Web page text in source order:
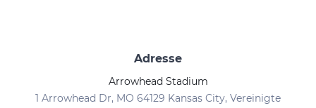
Adresse
Arrowhead Stadium
1 Arrowhead Dr, MO 64129 Kansas City, Vereinigte